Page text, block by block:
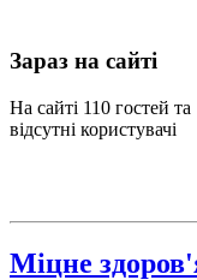
Зараз на сайті
На сайті 110 гостей та
відсутні користувачі
Міцне